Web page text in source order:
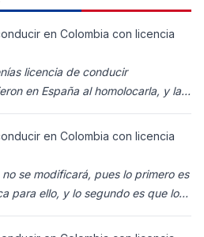
en Colombia con licencia
licencia de conducir
en España al homolocarla, y la
en Colombia con licencia
se modificará, pues lo primero es
para ello, y lo segundo es que los